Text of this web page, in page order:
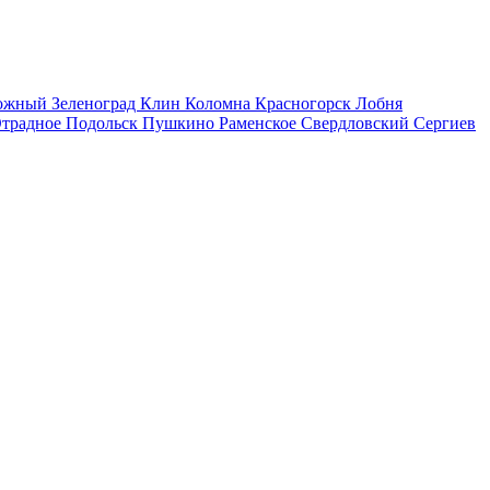
Зеленоград Клин Коломна Красногорск Лобня
Подольск Пушкино Раменское Свердловский Сергиев